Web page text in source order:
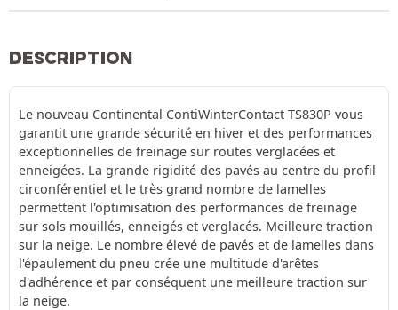
DESCRIPTION
Le nouveau Continental ContiWinterContact TS830P vous
garantit une grande sécurité en hiver et des performances
exceptionnelles de freinage sur routes verglacées et
enneigées. La grande rigidité des pavés au centre du profil
circonférentiel et le très grand nombre de lamelles
permettent l'optimisation des performances de freinage
sur sols mouillés, enneigés et verglacés. Meilleure traction
sur la neige. Le nombre élevé de pavés et de lamelles dans
l'épaulement du pneu crée une multitude d'arêtes
d'adhérence et par conséquent une meilleure traction sur
la neige.